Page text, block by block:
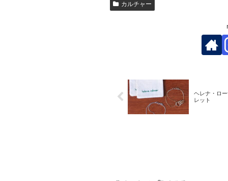
カルチャー
ヘレナ・ロ
レット